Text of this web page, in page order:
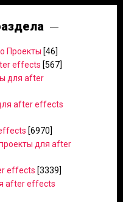
Проекты [46]
effects [567]
для after
after effects
[6970]
для after
effects [3339]
after effects